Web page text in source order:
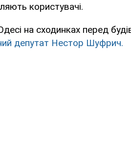
користувачі.
на сходинках перед
депутат Нестор Шуфрич.